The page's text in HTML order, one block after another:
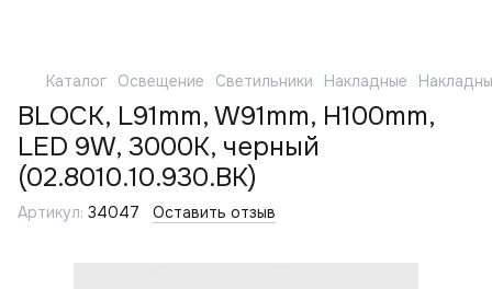
Каталог Освещение Светильники Накладные
BLOCK, L91mm, W91mm, H100mm,
LED 9W, 3000К, черный
(02.8010.10.930.BK)
Артикул: 34047 Оставить отзыв